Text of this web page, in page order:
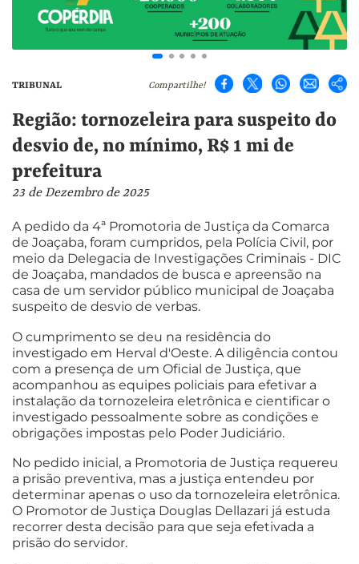
TRIBUNAL Compartilhe!
Região: tornozeleira para suspeito do
desvio de, no mínimo, R$ 1 mi de
prefeitura
23 de Dezembro de 2025
A pedido da 4ª Promotoria de Justiça da Comarca
de Joaçaba, foram cumpridos, pela Polícia Civil, por
meio da Delegacia de Investigações Criminais - DIC
de Joaçaba, mandados de busca e apreensão na
casa de um servidor público municipal de Joaçaba
suspeito de desvio de verbas.
O cumprimento se deu na residência do
investigado em Herval d'Oeste. A diligência contou
com a presença de um Oficial de Justiça, que
acompanhou as equipes policiais para efetivar a
instalação da tornozeleira eletrônica e cientificar o
investigado pessoalmente sobre as condições e
obrigações impostas pelo Poder Judiciário.
No pedido inicial, a Promotoria de Justiça requereu
a prisão preventiva, mas a justiça entendeu por
determinar apenas o uso da tornozeleira eletrônica.
O Promotor de Justiça Douglas Dellazari já estuda
recorrer desta decisão para que seja efetivada a
prisão do servidor.